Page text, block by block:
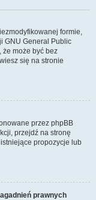
formie,
GNU General Public
że może być bez
się na stronie
przez phpBB
przejdź na stronę
propozycje lub
prawnych